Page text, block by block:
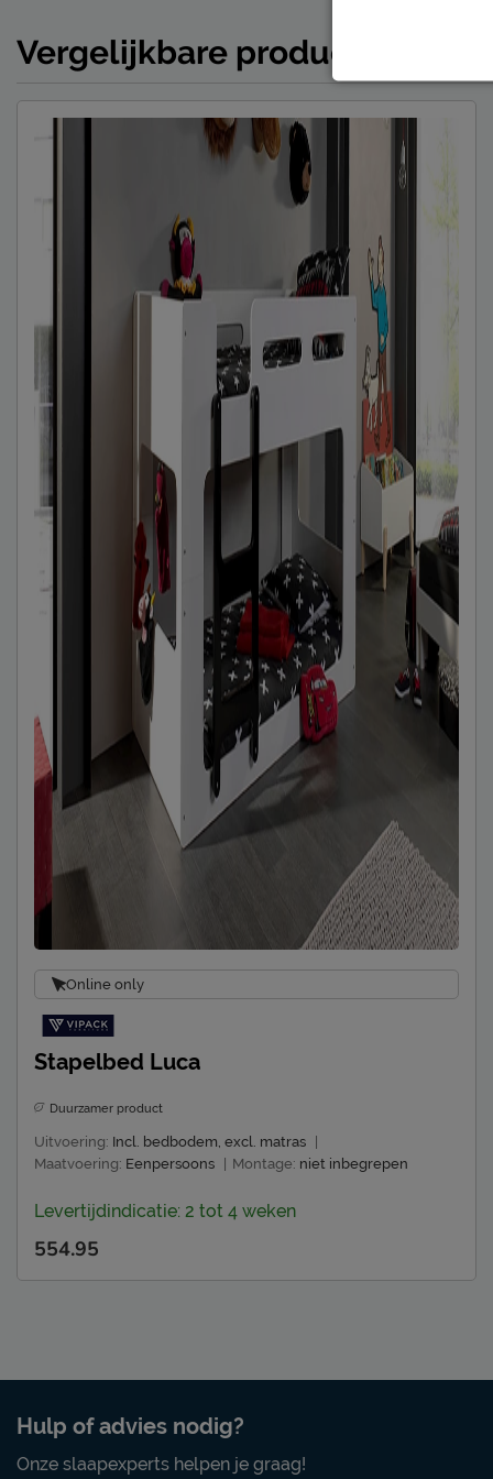
Vergelijkbare producten
Online only
Stapelbed Luca
Duurzamer product
Uitvoering: Incl. bedbodem, excl. matras
Maatvoering: Eenpersoons Montage: niet inbegrepen
Levertijdindicatie: 2 tot 4 weken
554.95
Hulp of advies nodig?
Onze slaapexperts helpen je graag!